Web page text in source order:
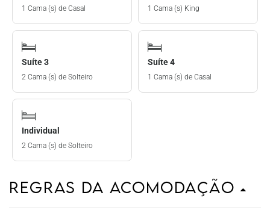
1 Cama (s) de Casal 1 Cama (s) King
Suíte 3
2 Cama (s) de Solteiro
Suíte 4
1 Cama (s) de Casal
Individual
2 Cama (s) de Solteiro
Regras da Acomodação